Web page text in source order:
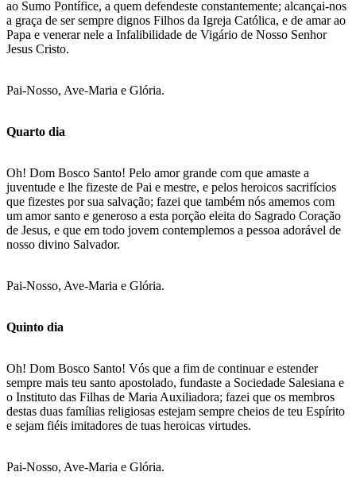
ao Sumo Pontífice, a quem defendeste constantemente; alcançai-nos
a graça de ser sempre dignos Filhos da Igreja Católica, e de amar ao
Papa e venerar nele a Infalibilidade de Vigário de Nosso Senhor
Jesus Cristo.
Pai-Nosso, Ave-Maria e Glória.
Quarto dia
Oh! Dom Bosco Santo! Pelo amor grande com que amaste a
juventude e lhe fizeste de Pai e mestre, e pelos heroicos sacrifícios
que fizestes por sua salvação; fazei que também nós amemos com
um amor santo e generoso a esta porção eleita do Sagrado Coração
de Jesus, e que em todo jovem contemplemos a pessoa adorável de
nosso divino Salvador.
Pai-Nosso, Ave-Maria e Glória.
Quinto dia
Oh! Dom Bosco Santo! Vós que a fim de continuar e estender
sempre mais teu santo apostolado, fundaste a Sociedade Salesiana e
o Instituto das Filhas de Maria Auxiliadora; fazei que os membros
destas duas famílias religiosas estejam sempre cheios de teu Espírito
e sejam fiéis imitadores de tuas heroicas virtudes.
Pai-Nosso, Ave-Maria e Glória.